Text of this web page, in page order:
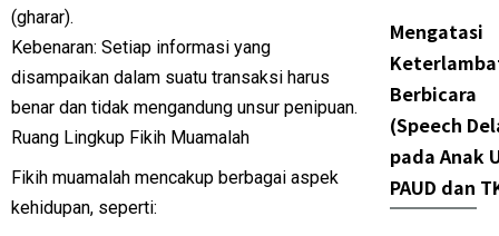
(gharar).
Kebenaran: Setiap informasi yang
disampaikan dalam suatu transaksi harus
benar dan tidak mengandung unsur penipuan.
Ruang Lingkup Fikih Muamalah
Fikih muamalah mencakup berbagai aspek
kehidupan, seperti:
Mengatasi
Berbicara
(Speech
pada Anak
PAUD dan